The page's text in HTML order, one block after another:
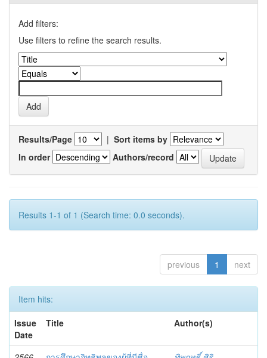
Add filters:
Use filters to refine the search results.
Results/Page | Sort items by
In order
Authors/record
Results 1-1 of 1 (Search time: 0.0 seconds).
previous 1 next
Item hits:
Issue
Date
Title Author(s)